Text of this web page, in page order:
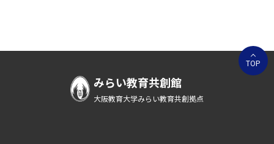
TOP
みらい教育共創館
大阪教育大学みらい教育共創拠点